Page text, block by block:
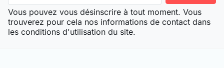
Vous pouvez vous désinscrire à tout moment. Vous
trouverez pour cela nos informations de contact dans
les conditions d'utilisation du site.